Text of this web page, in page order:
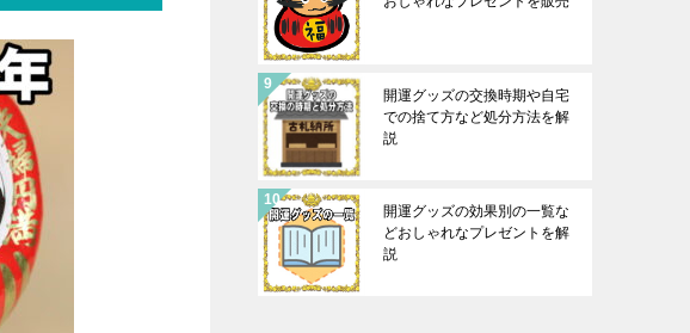
開運グッズの交換時期や自宅
での捨て方など処分方法を解
説
開運グッズの効果別の一覧な
どおしゃれなプレゼントを解
説